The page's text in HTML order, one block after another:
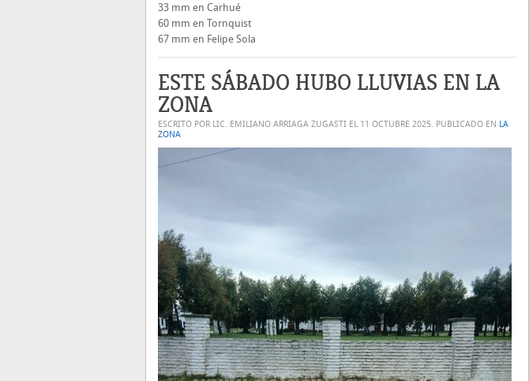
33 mm en Carhué
60 mm en Tornquist
67 mm en Felipe Sola
ESTE SÁBADO HUBO LLUVIAS EN LA
ZONA
ESCRITO POR LIC. EMILIANO ARRIAGA ZUGASTI EL 11 OCTUBRE 2025. PUBLICADO EN LA
ZONA